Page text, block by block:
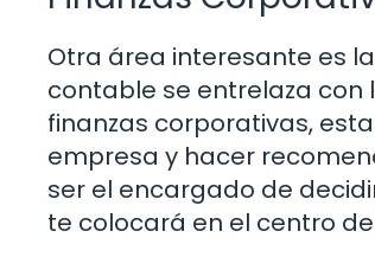
Otra área interesante es la
contable se entrelaza
finanzas corporativas,
empresa y hacer
ser el encargado de
te colocará en el centro